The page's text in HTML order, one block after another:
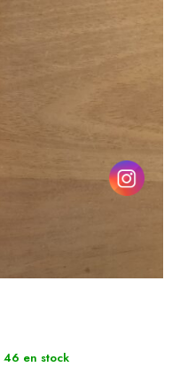
46 en stock